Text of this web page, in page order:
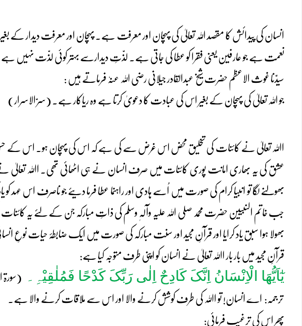
انسان کی پیدائش کا مقصد اللہ تعالیٰ کی پہچان اور معرفت ہے۔ پہچان اور معرفت دیدار کے
نعمت ہے جو عارفین یعنی فقرا کو عطا کی جاتی ہے۔ لذّتِ دیدارسے بہتر کوئی لذّت نہیں ہے
سیدّنا غوث الاعظم حضرت شیخ عبدالقادر جیلانی رضی اللہ عنہٗ فرماتے ہیں :
جو اللہ تعالیٰ کی پہچان کے بغیر اس کی عبادت کا دعویٰ کرتا ہے وہ ریاکار ہے۔ (سرّ الاسرار)
اﷲ تعالیٰ نے کائنات کی تخلیق محض اس غرض سے کی ہے کہ اس کی پہچان ہو۔ اس کے حسنِ
عشق کی یہ بھاری امانت پوری کائنات میں صرف انسان نے ہی اٹھائی تھی۔ اﷲ تعالیٰ نے
بھولنے لگا تو انبیا کرام کی صورت میں اُسے ہادی اور راہنما عطا فرما دیئے جو ناصرف اس
جب خاتم النبیین حضرت محمد صلی اللہ علیہ وآلہٖ وسلم کی ذاتِ مبارکہ جن کے لئے یہ
بھولا ہوا سبق یاد کرایا اور قرآنِ مجید اور سنت مبارکہ کی صورت میں ایک ضابطۂ حیات نوعِ انسانی
قرآنِ مجید میں بار بار اﷲ تعالیٰ نے انسان کو اپنی طرف متوجہ کیا ہے:
یٰٓاَیُّھَا الْاِنْسَانُ اِنَّکَ کَادِحٌ اِلٰی رَبِّکَ کَدْحًا فَمُلٰقِیْہِ۔ (سورۃ
ترجمہ: اے انسان! تو اﷲ کی طرف کوشش کرنے والا اور اس سے ملاقات کرنے والا ہے۔
پھر اس کی ترغیب فرمائی: